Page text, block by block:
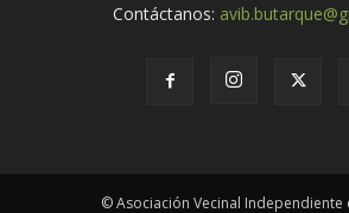
Contáctanos:
© Asociación Vecinal Independiente